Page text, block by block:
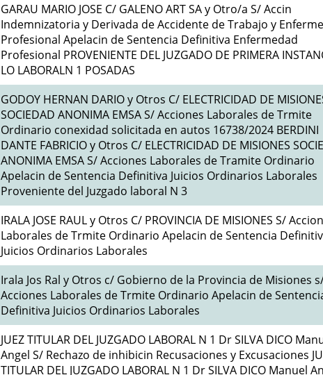
GARAU MARIO JOSE C/ GALENO ART SA y Otro/a S/ Accin
Indemnizatoria y Derivada de Accidente de Trabajo y
Profesional Apelacin de Sentencia Definitiva Enfermedad
Profesional PROVENIENTE DEL JUZGADO DE PRIMERA
LO LABORALN 1 POSADAS
GODOY HERNAN DARIO y Otros C/ ELECTRICIDAD DE
SOCIEDAD ANONIMA EMSA S/ Acciones Laborales de Trmite
Ordinario conexidad solicitada en autos 16738/2024 BERDINI
DANTE FABRICIO y Otros C/ ELECTRICIDAD DE MISIONES
ANONIMA EMSA S/ Acciones Laborales de Tramite Ordinario
Apelacin de Sentencia Definitiva Juicios Ordinarios Laborales
Proveniente del Juzgado laboral N 3
IRALA JOSE RAUL y Otros C/ PROVINCIA DE MISIONES S/
Laborales de Trmite Ordinario Apelacin de Sentencia
Juicios Ordinarios Laborales
Irala Jos Ral y Otros c/ Gobierno de la Provincia de Misiones
Acciones Laborales de Trmite Ordinario Apelacin de
Definitiva Juicios Ordinarios Laborales
JUEZ TITULAR DEL JUZGADO LABORAL N 1 Dr SILVA DICO
Angel S/ Rechazo de inhibicin Recusaciones y Excusaciones
TITULAR DEL JUZGADO LABORAL N 1 Dr SILVA DICO Manuel